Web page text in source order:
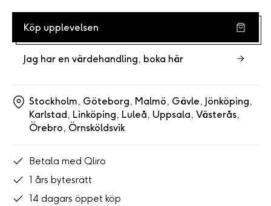
Köp upplevelsen
Jag har en värdehandling, boka här
Stockholm, Göteborg, Malmö, Gävle, Jönköping,
Karlstad, Linköping, Luleå, Uppsala, Västerås,
Örebro, Örnsköldsvik
Betala med Qliro
1 års bytesrätt
14 dagars öppet köp